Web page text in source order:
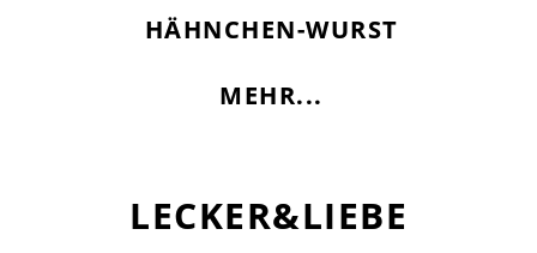
HÄHNCHEN-WURST
MEHR...
LECKER&LIEBE